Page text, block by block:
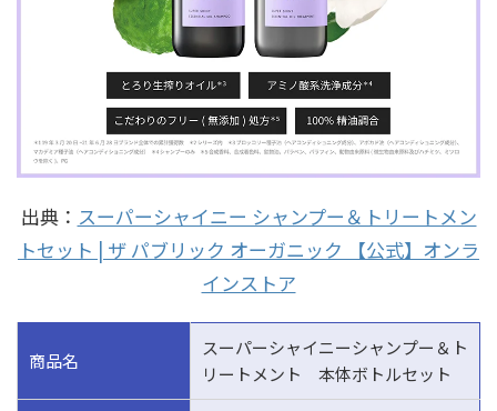
出典： スーパーシャイニー シャンプー＆トリートメン
トセット | ザ パブリック オーガニック 【公式】オンラ
インストア
商品名
スーパーシャイニーシャンプー＆ト
リートメント 本体ボトルセット